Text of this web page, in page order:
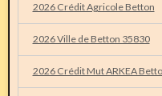
2026 Crédit Agricole Betton
2026 Ville de Betton 35830
2026 Crédit Mut ARKEA